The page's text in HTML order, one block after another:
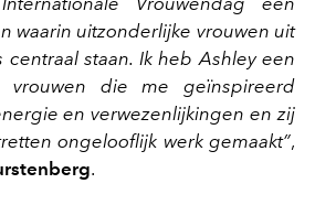
waarin uitzonderlijke vrouwen uit
staan. Ik heb Ashley een
vrouwen die me geïnspireerd
en verwezenlijkingen en zij
ongelooflijk werk gemaakt”,
.